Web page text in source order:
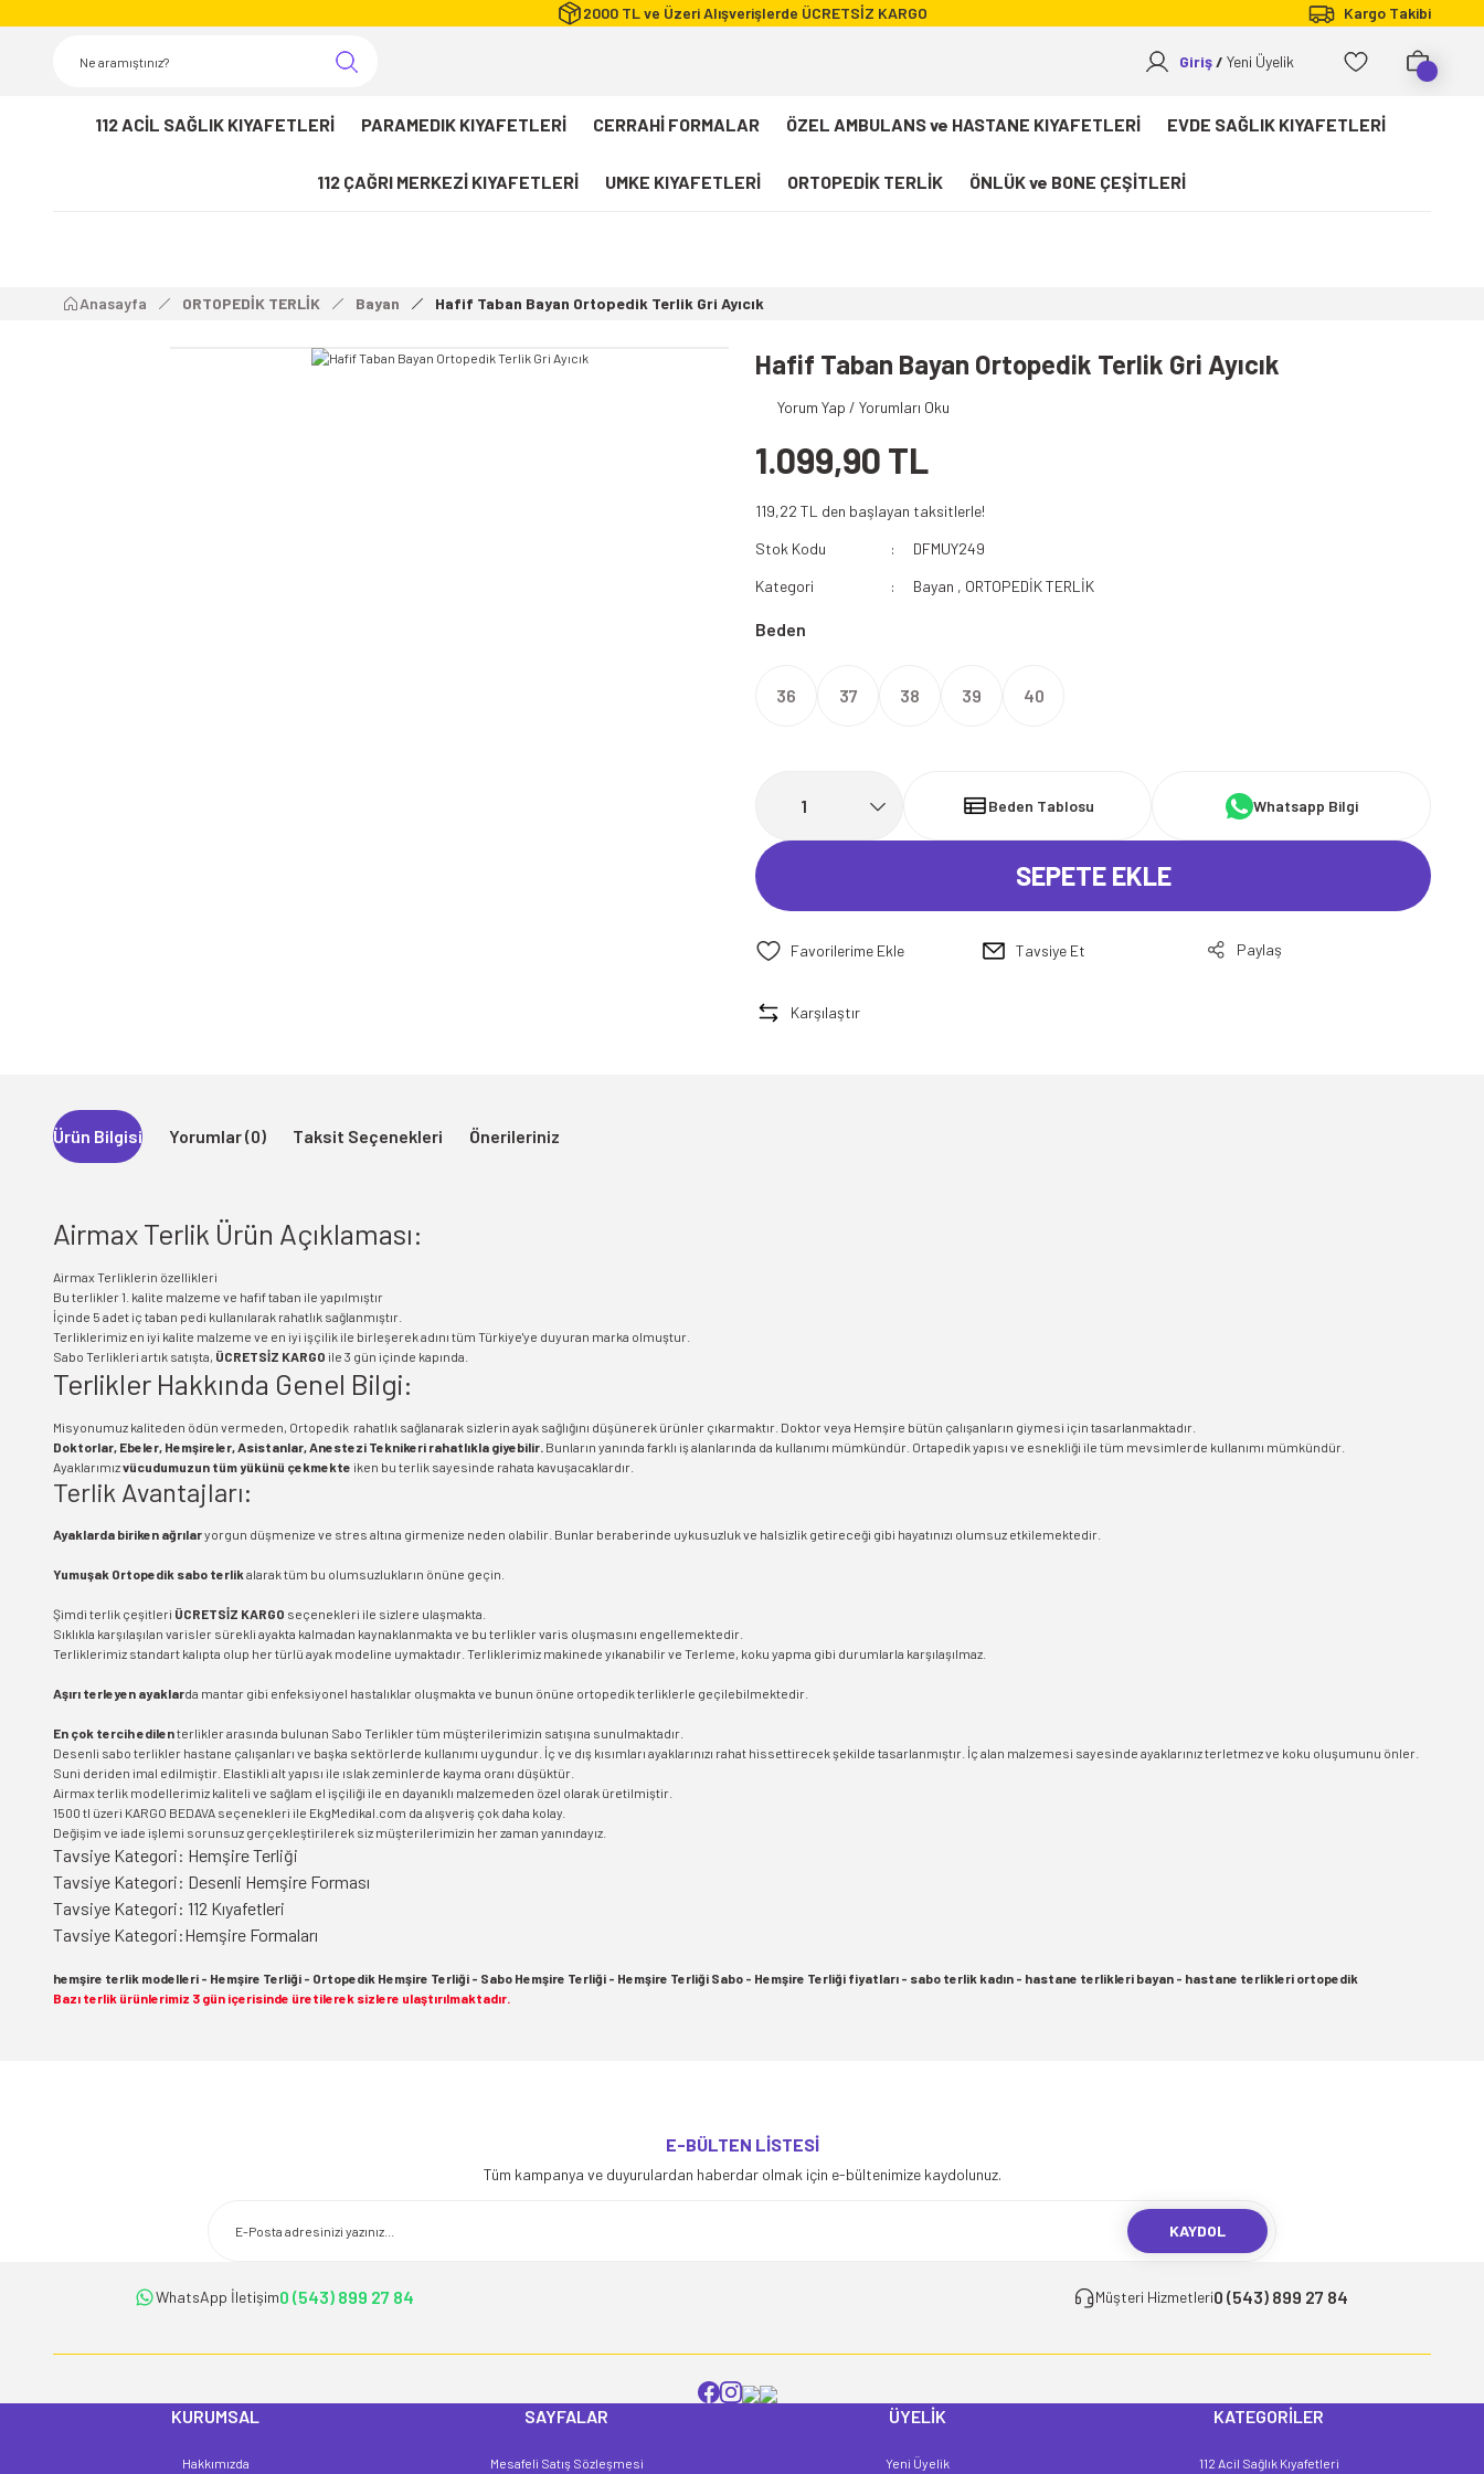
2000 TL ve Üzeri Alışverişlerde ÜCRETSİZ KARGO Kargo Takibi
Giriş Yeni Üyelik
112 ACİL SAĞLIK KIYAFETLERİ PARAMEDIK KIYAFETLERİ CERRAHİ FORMALAR ÖZEL AMBULANS ve HASTANE KIYAFETLERİ EVDE SAĞLIK KIYAFETLERİ
112 ÇAĞRI MERKEZİ KIYAFETLERİ UMKE KIYAFETLERİ ORTOPEDİK TERLİK ÖNLÜK ve BONE ÇEŞİTLERİ
Paramedik T-shirt
112 Paramedik Yelek
112 Acil Sağlık Polar
Paramedik Swit
Anasayfa ORTOPEDİK TERLİK Bayan Hafif Taban Bayan Ortopedik Terlik Gri Ayıcık
Hafif Taban Bayan Ortopedik Terlik Gri Ayıcık
Yorum Yap / Yorumları Oku
1.099,90 TL
119,22 TL den başlayan taksitlerle!
Stok Kodu
DFMUY249
Kategori
Bayan , ORTOPEDİK TERLİK
Beden
36 37 38 39 40
Beden Tablosu Whatsapp Bilgi
SEPETE EKLE
Tavsiye Et Paylaş
Karşılaştır
Ürün Bilgisi Yorumlar (0) Taksit Seçenekleri Önerileriniz
Airmax Terlik Ürün Açıklaması:
Airmax Terliklerin özellikleri
Bu terlikler 1. kalite malzeme ve hafif taban ile yapılmıştır
İçinde 5 adet iç taban pedi kullanılarak rahatlık sağlanmıştır.
Terliklerimiz en iyi kalite malzeme ve en iyi işçilik ile birleşerek adını tüm Türkiye'ye duyuran marka olmuştur.
Sabo Terlikleri artık satışta, ÜCRETSİZ KARGO ile 3 gün içinde kapında.
Terlikler Hakkında Genel Bilgi:
Misyonumuz kaliteden ödün vermeden, Ortopedik rahatlık sağlanarak sizlerin ayak sağlığını düşünerek ürünler çıkarmaktır. Doktor veya Hemşire bütün çalışanların giymesi için tasarlanmaktadır.
Doktorlar, Ebeler, Hemşireler, Asistanlar, Anestezi Teknikeri rahatlıkla giyebilir. Bunların yanında farklı iş alanlarında da kullanımı mümkündür. Ortapedik yapısı ve esnekliği ile tüm mevsimlerde kullanımı mümkündür.
Ayaklarımızvücudumuzun tüm yükünü çekmekte iken bu terlik sayesinde rahata kavuşacaklardır.
Terlik Avantajları:
Ayaklarda biriken ağrılaryorgun düşmenize ve stres altına girmenize neden olabilir. Bunlar beraberinde uykusuzluk ve halsizlik getireceği gibi hayatınızı olumsuz etkilemektedir.
Yumuşak Ortopedik sabo terlik alarak tüm bu olumsuzlukların önüne geçin.
Şimdi terlik çeşitleri ÜCRETSİZ KARGO seçenekleri ile sizlere ulaşmakta.
Sıklıkla karşılaşılan varisler sürekli ayakta kalmadan kaynaklanmakta ve bu terlikler varis oluşmasını engellemektedir.
Terliklerimiz standart kalıpta olup her türlü ayak modeline uymaktadır. Terliklerimiz makinede yıkanabilir ve Terleme, koku yapma gibi durumlarla karşılaşılmaz.
Aşırı terleyen ayaklarda mantar gibi enfeksiyonel hastalıklar oluşmakta ve bunun önüne ortopedik terliklerle geçilebilmektedir.
En çok tercih edilenterlikler arasında bulunan Sabo Terlikler tüm müşterilerimizin satışına sunulmaktadır.
Desenli sabo terlikler hastane çalışanları ve başka sektörlerde kullanımı uygundur. İç ve dış kısımları ayaklarınızı rahat hissettirecek şekilde tasarlanmıştır. İç alan malzemesi sayesinde ayaklarınız terletmez ve koku oluşumunu önler.
Suni deriden imal edilmiştir. Elastikli alt yapısı ile ıslak zeminlerde kayma oranı düşüktür.
Airmax terlik modellerimiz kaliteli ve sağlam el işçiliği ile en dayanıklı malzemeden özel olarak üretilmiştir.
1500 tl üzeri KARGO BEDAVA seçenekleri ile EkgMedikal.com da alışveriş çok daha kolay.
Değişim ve iade işlemi sorunsuz gerçekleştirilerek siz müşterilerimizin her zaman yanındayız.
Tavsiye Kategori: Hemşire Terliği
Tavsiye Kategori: Desenli Hemşire Forması
Tavsiye Kategori: 112 Kıyafetleri
Tavsiye Kategori:Hemşire Formaları
hemşire terlik modelleri - Hemşire Terliği - Ortopedik Hemşire Terliği - Sabo Hemşire Terliği - Hemşire Terliği Sabo - Hemşire Terliği fiyatları - sabo terlik kadın - hastane terlikleri bayan - hastane terlikleri ortopedik
Bazı terlik ürünlerimiz 3 gün içerisinde üretilerek sizlere ulaştırılmaktadır.
Ürün açıklamasında eksik bilgiler bulunuyor.
Ürün fiyatı diğer sitelerden daha pahalı.
E-BÜLTEN LİSTESİ
Tüm kampanya ve duyurulardan haberdar olmak için e-bültenimize kaydolunuz.
KAYDOL
WhatsApp İletişim0 (543) 899 27 84 Müşteri Hizmetleri0 (543) 899 27 84
KURUMSAL
Hakkımızda
SAYFALAR
Mesafeli Satış Sözleşmesi
ÜYELİK
Yeni Üyelik
KATEGORİLER
112 Acil Sağlık Kıyafetleri